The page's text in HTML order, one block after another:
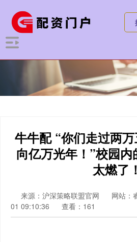
牛牛配 “你们走过两
向亿万光年！”校园
太燃了！
来源：沪深策略联盟官网 网站：
01 09:10:36
查看：161